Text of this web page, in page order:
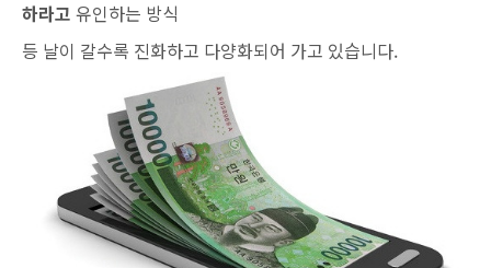
하라고 유인하는 방식
등 날이 갈수록 진화하고 다양화되어 가고 있습니다.